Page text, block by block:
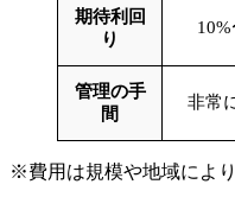
期待利回
り
管理の手
間
非常
※費用は規模や地域によ